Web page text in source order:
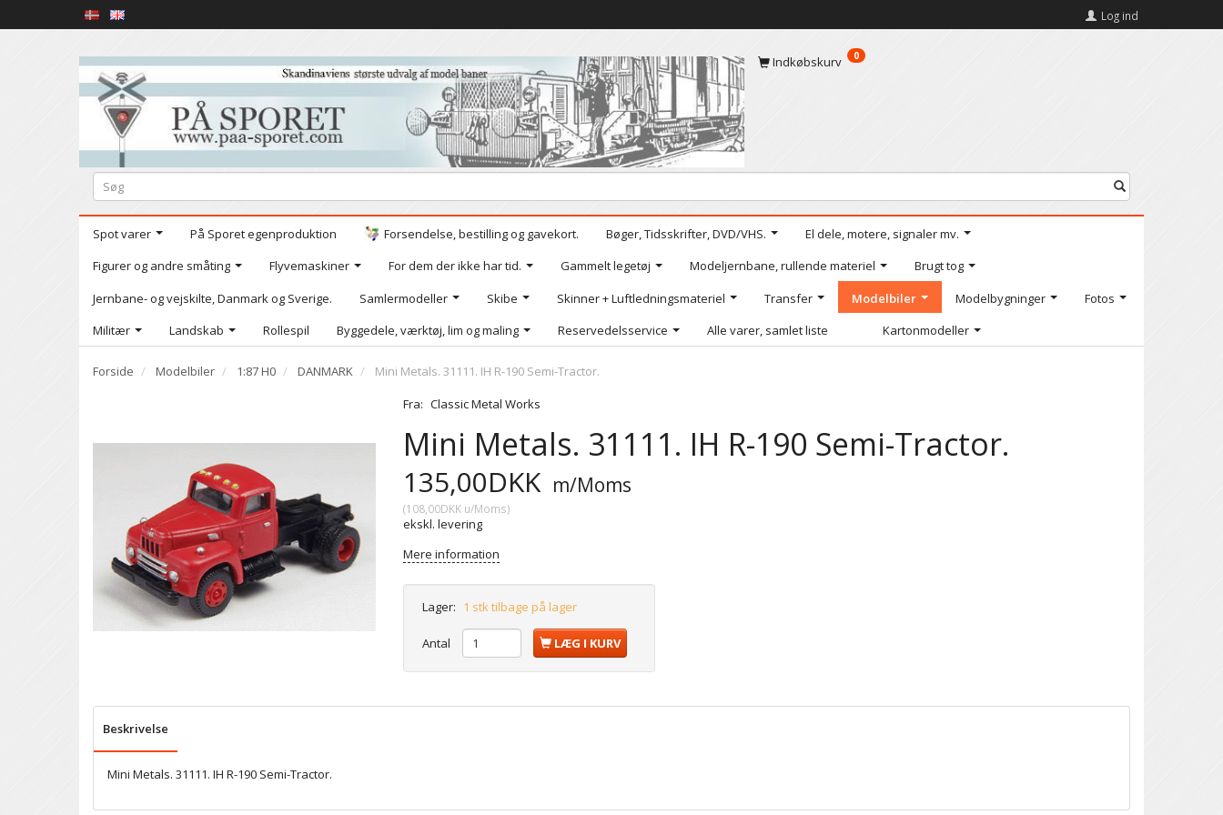
Log ind
Indkøbskurv 0
Spot varer På Sporet egenproduktion Forsendelse, bestilling og gavekort. Bøger, Tidsskrifter, DVD/VHS.
El dele, motere, signaler mv.
Figurer og andre småting
Flyvemaskiner For dem der ikke har tid. Gammelt legetøj Modeljernbane, rullende materiel
Brugt tog
Jernbane- og vejskilte, Danmark og Sverige.
Samlermodeller Skibe Skinner + Luftledningsmateriel Transfer Modelbiler Modelbygninger
Fotos
Militær
Landskab Rollespil Byggedele, værktøj, lim og maling Reservedelsservice Alle varer, samlet liste Kartonmodeller
Forside Modelbiler 1:87 H0 DANMARK
Mini Metals. 31111. IH R-190 Semi-Tractor.
Fra: Classic Metal Works
Mini Metals. 31111. IH R-190 Semi-Tractor.
135,00DKK m/Moms
(108,00DKK u/Moms)
ekskl. levering
Mere information
Lager: 1 stk tilbage på lager
Antal LÆG I KURV
Beskrivelse
Mini Metals. 31111. IH R-190 Semi-Tractor.